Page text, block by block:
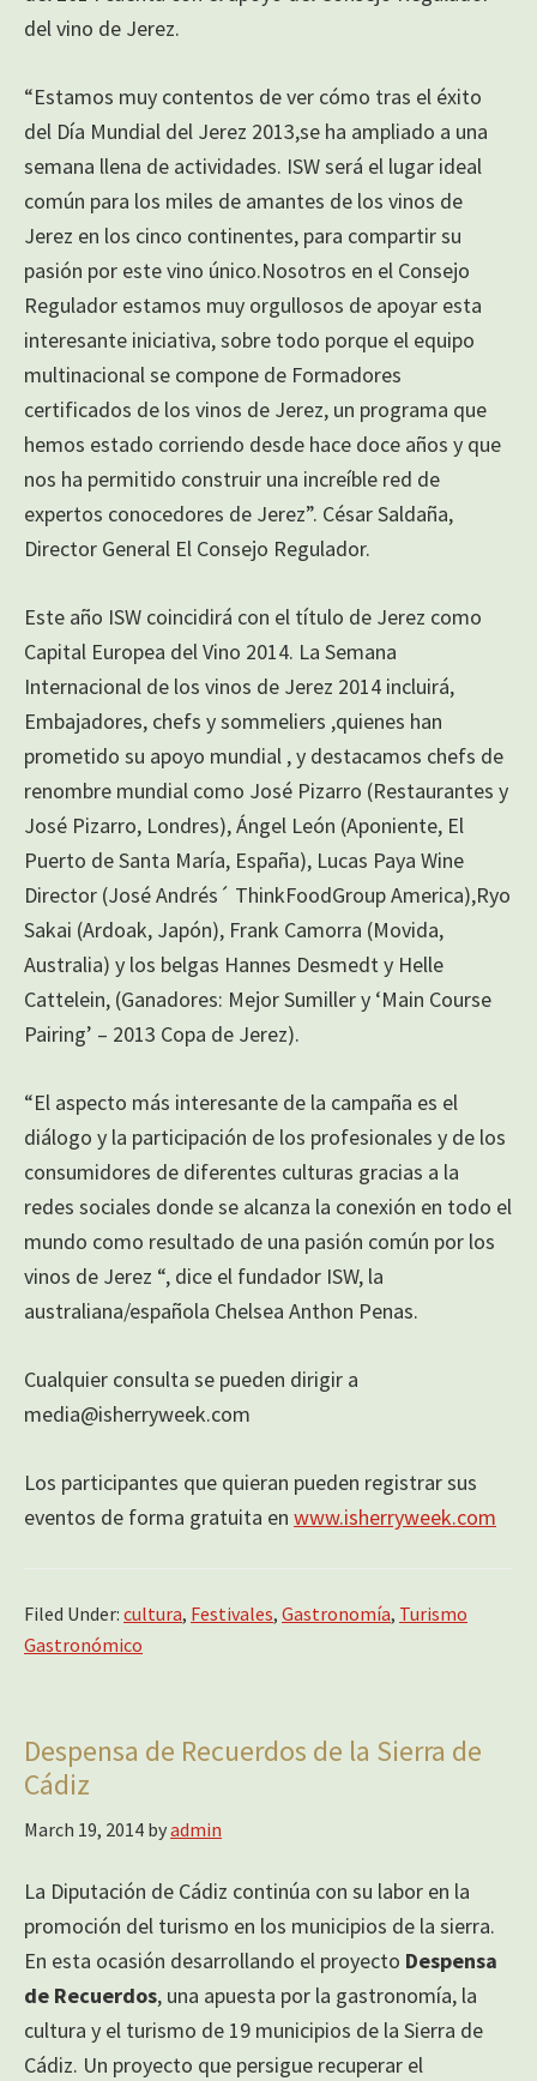
del vino de Jerez.
“Estamos muy contentos de ver cómo tras el éxito
del Día Mundial del Jerez 2013,se ha ampliado a una
semana llena de actividades. ISW será el lugar ideal
común para los miles de amantes de los vinos de
Jerez en los cinco continentes, para compartir su
pasión por este vino único.Nosotros en el Consejo
Regulador estamos muy orgullosos de apoyar esta
interesante iniciativa, sobre todo porque el equipo
multinacional se compone de Formadores
certificados de los vinos de Jerez, un programa que
hemos estado corriendo desde hace doce años y que
nos ha permitido construir una increíble red de
expertos conocedores de Jerez”. César Saldaña,
Director General El Consejo Regulador.
Este año ISW coincidirá con el título de Jerez como
Capital Europea del Vino 2014. La Semana
Internacional de los vinos de Jerez 2014 incluirá,
Embajadores, chefs y sommeliers ,quienes han
prometido su apoyo mundial , y destacamos chefs de
renombre mundial como José Pizarro (Restaurantes y
José Pizarro, Londres), Ángel León (Aponiente, El
Puerto de Santa María, España), Lucas Paya Wine
Director (José Andrés´ ThinkFoodGroup America),Ryo
Sakai (Ardoak, Japón), Frank Camorra (Movida,
Australia) y los belgas Hannes Desmedt y Helle
Cattelein, (Ganadores: Mejor Sumiller y ‘Main Course
Pairing’ – 2013 Copa de Jerez).
“El aspecto más interesante de la campaña es el
diálogo y la participación de los profesionales y de los
consumidores de diferentes culturas gracias a la
redes sociales donde se alcanza la conexión en todo el
mundo como resultado de una pasión común por los
vinos de Jerez “, dice el fundador ISW, la
australiana/española Chelsea Anthon Penas.
Cualquier consulta se pueden dirigir a
media@isherryweek.com
Los participantes que quieran pueden registrar sus
eventos de forma gratuita en www.isherryweek.com
Filed Under: cultura, Festivales, Gastronomía, Turismo
Gastronómico
Despensa de Recuerdos de la Sierra de
Cádiz
March 19, 2014 byadmin
La Diputación de Cádiz continúa con su labor en la
promoción del turismo en los municipios de la sierra.
En esta ocasión desarrollando el proyecto Despensa
de Recuerdos, una apuesta por la gastronomía, la
cultura y el turismo de 19 municipios de la Sierra de
Cádiz. Un proyecto que persigue recuperar el